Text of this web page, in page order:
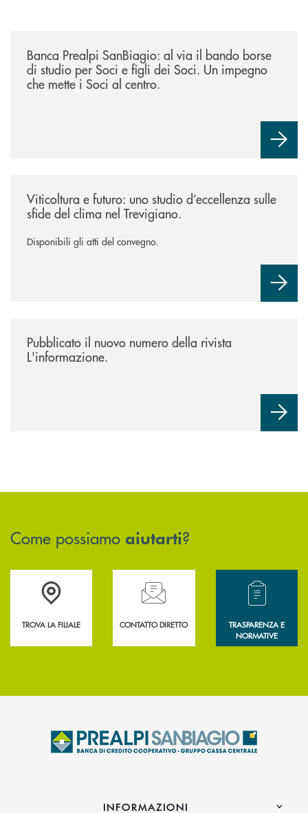
Banca Prealpi SanBiagio: al via il bando borse
di studio per Soci e figli dei Soci. Un impegno
che mette i Soci al centro.
Viticoltura e futuro: uno studio d’eccellenza sulle
sfide del clima nel Trevigiano.
Disponibili gli atti del convegno.
Pubblicato il nuovo numero della rivista
L'informazione.
Come possiamo aiutarti?
Accedi all' elenco completo delle filiali .
TROVA LA FILIALE
Hai bisogno di assistenza immediata?
CONTATTO DIRETTO
Hai bisogno di
TRASPARENZA E
NORMATIVE
INFORMAZIONI